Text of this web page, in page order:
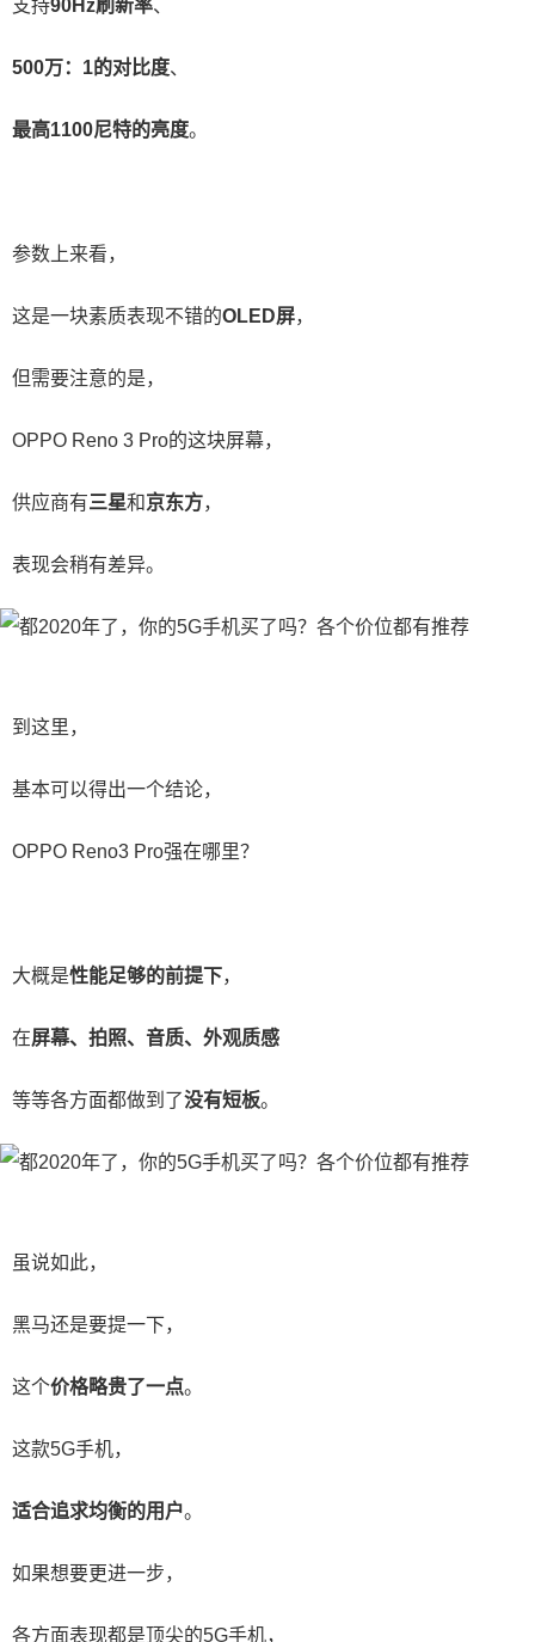
支持90Hz刷新率、
500万：1的对比度、
最高1100尼特的亮度。
参数上来看，
这是一块素质表现不错的OLED屏，
但需要注意的是，
OPPO Reno 3 Pro的这块屏幕，
供应商有三星和京东方，
表现会稍有差异。
到这里，
基本可以得出一个结论，
OPPO Reno3 Pro强在哪里？
大概是性能足够的前提下，
在屏幕、拍照、音质、外观质感
等等各方面都做到了没有短板。
虽说如此，
黑马还是要提一下，
这个价格略贵了一点。
这款5G手机，
适合追求均衡的用户。
如果想要更进一步，
各方面表现都是顶尖的5G手机，